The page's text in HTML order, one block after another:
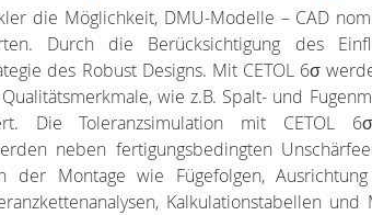
die Möglichkeit, DMU-Modelle – CAD
Durch die Berücksichtigung des
des Robust Designs. Mit CETOL 6σ
wie z.B. Spalt- und
Die Toleranzsimulation mit CETOL
neben fertigungsbedingten
der Montage wie Fügefolgen,
Kalkulationstabellen und